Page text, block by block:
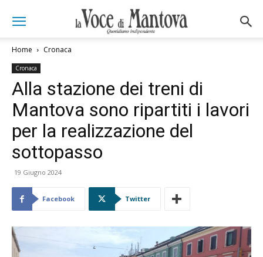
Home Cronaca
Cronaca
Alla stazione dei treni di
Mantova sono ripartiti i lavori
per la realizzazione del
sottopasso
19 Giugno 2024
Facebook Twitter